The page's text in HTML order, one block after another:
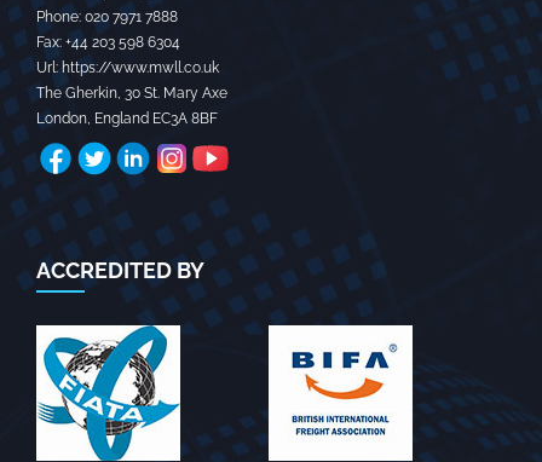
Phone: 020 7971 7888‬
Fax: +44 203 598 6304‬
Url: https://www.mwll.co.uk
The Gherkin, 30 St. Mary Axe
London, England EC3A 8BF
ACCREDITED BY